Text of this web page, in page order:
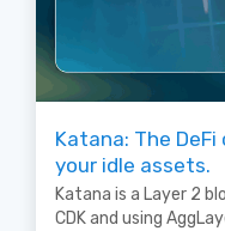
Katana: The
your idle assets.
Katana is a Layer 2
CDK and using